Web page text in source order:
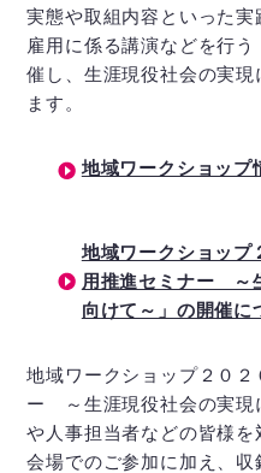
実態や取組内容といった
雇用に係る講演などを行
催し、生涯現役社会の実現
ます。
地域ワークショップ
地域ワークショップ
用推進セミナー ～
向けて～」の開催に
地域ワークショップ２０
ー ～生涯現役社会の実現
や人事担当者などの皆様を
会場でのご参加に加え、